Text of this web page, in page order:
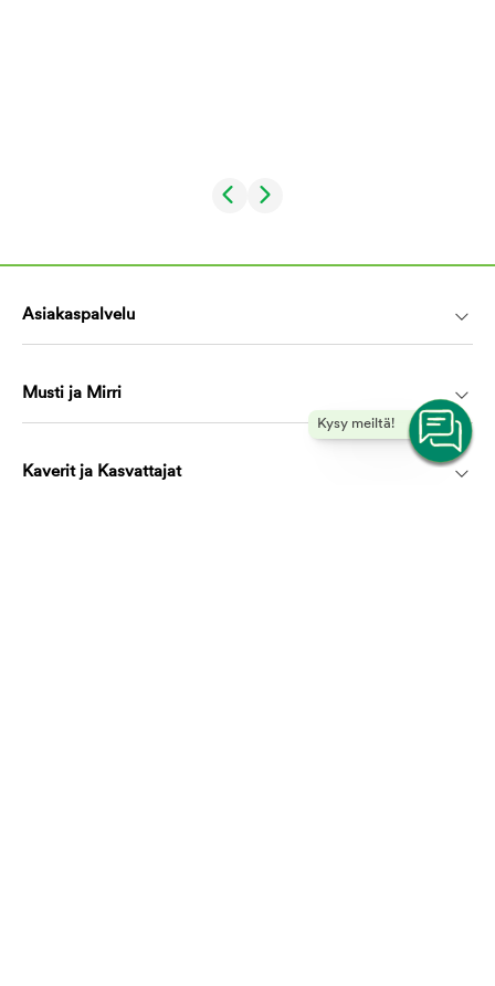
Kysy meiltä!
Asiakaspalvelu
Musti ja Mirri
Kaverit ja Kasvattajat